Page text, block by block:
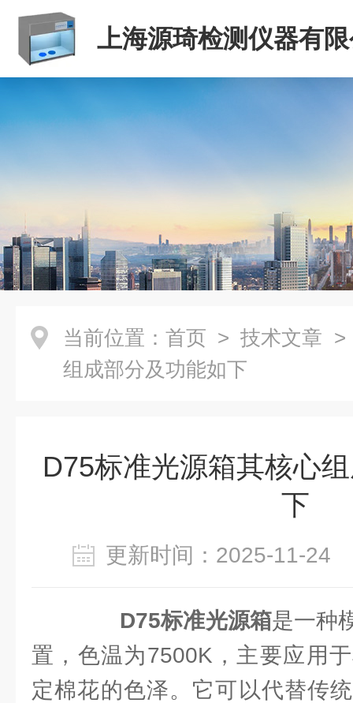
上海源琦检测仪器有
当前位置： 首页 > 技术文章 >
组成部分及功能如下
D75标准光源箱其核心
下
更新时间：2025-11-
D75标准光源箱是一种
置，色温为7500K，主要应用
定棉花的色泽。它可以代替传